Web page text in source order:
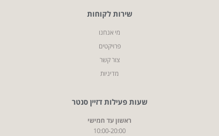
שירות לקוחות
מי אנחנו
פרויקטים
צור קשר
מדיניות
שעות פעילות דזיין סנטר
ראשון עד חמישי
10:00-20:00